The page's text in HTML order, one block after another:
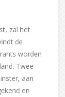
zal het
de
worden
Twee
aan
en